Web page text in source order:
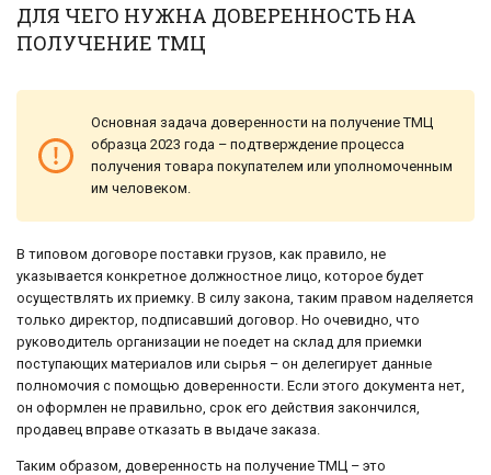
ДЛЯ ЧЕГО НУЖНА ДОВЕРЕННОСТЬ НА
ПОЛУЧЕНИЕ ТМЦ
Основная задача доверенности на получение ТМЦ
образца 2023 года – подтверждение процесса
получения товара покупателем или уполномоченным
им человеком.
В типовом договоре поставки грузов, как правило, не
указывается конкретное должностное лицо, которое будет
осуществлять их приемку. В силу закона, таким правом наделяется
только директор, подписавший договор. Но очевидно, что
руководитель организации не поедет на склад для приемки
поступающих материалов или сырья – он делегирует данные
полномочия с помощью доверенности. Если этого документа нет,
он оформлен не правильно, срок его действия закончился,
продавец вправе отказать в выдаче заказа.
Таким образом, доверенность на получение ТМЦ – это